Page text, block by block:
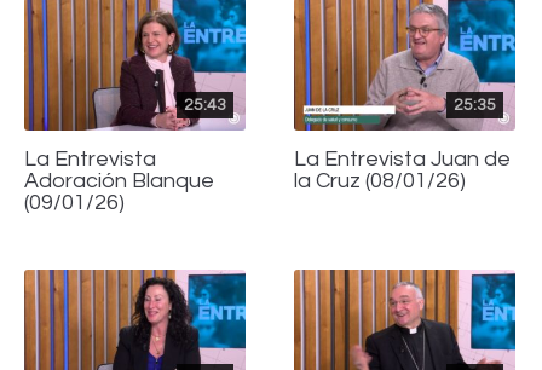
25:43
La Entrevista
Adoración Blanque
(09/01/26)
25:35
La Entrevista Juan de
la Cruz (08/01/26)